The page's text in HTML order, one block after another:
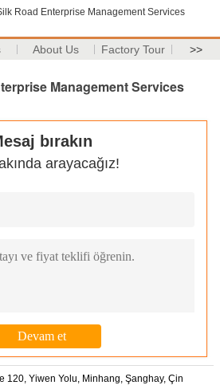
Road Enterprise Management Services
About Us Factory Tour >>
Management Services
bırakın
arayacağız!
120, Yiwen Yolu, Minhang, Şanghay, Çin